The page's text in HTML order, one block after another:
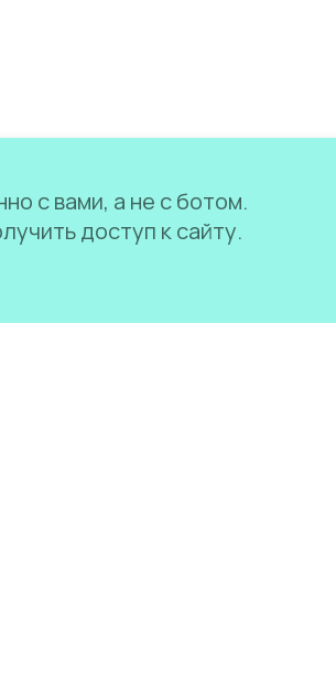
с вами, а не с ботом.
доступ к сайту.